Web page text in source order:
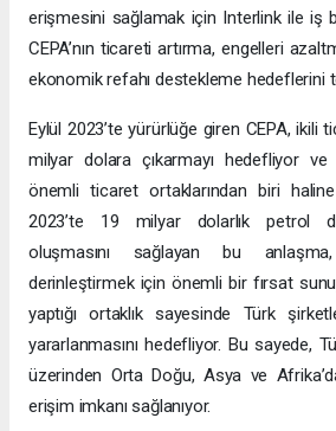
erişmesini sağlamak için Interlink ile iş
CEPA’nın ticareti artırma, engelleri
ekonomik refahı destekleme hedeflerini
Eylül 2023’te yürürlüğe giren CEPA, ikili
milyar dolara çıkarmayı hedefliyor ve
önemli ticaret ortaklarından biri
2023’te 19 milyar dolarlık petrol
oluşmasını sağlayan bu
derinleştirmek için önemli bir fırsat
yaptığı ortaklık sayesinde Türk
yararlanmasını hedefliyor. Bu sayede,
üzerinden Orta Doğu, Asya ve
erişim imkanı sağlanıyor.